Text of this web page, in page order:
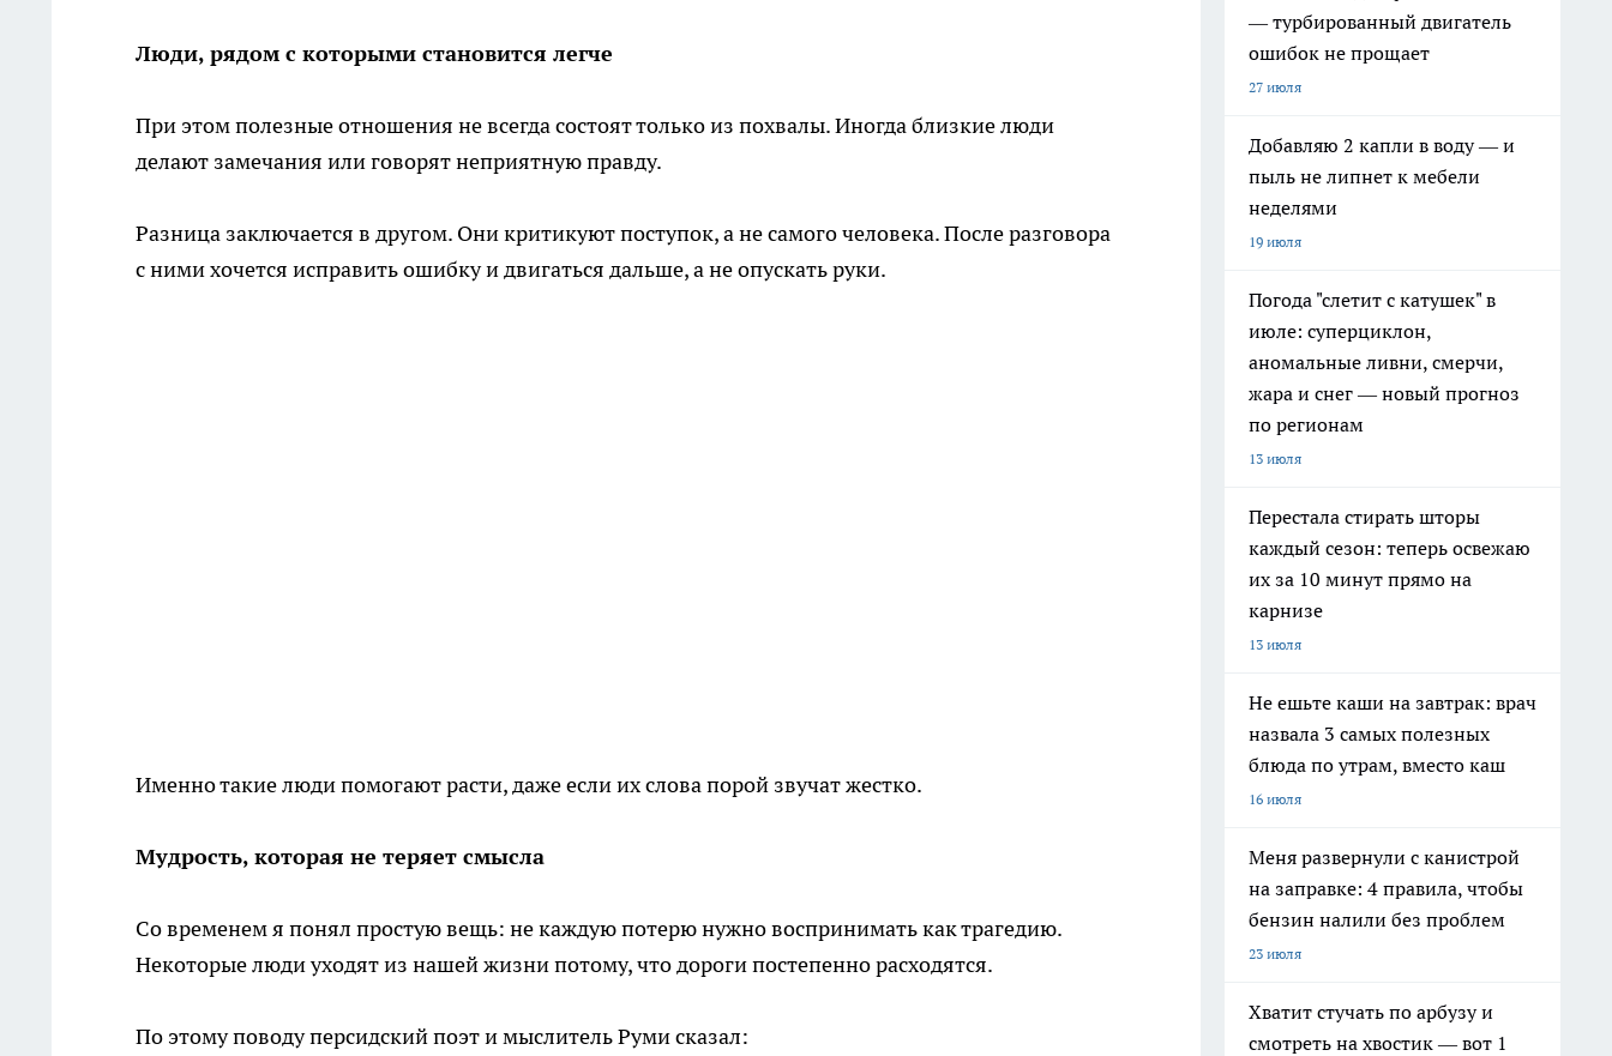
Люди, рядом с которыми становится легче
При этом полезные отношения не всегда состоят только из похвалы. Иногда близкие люди
делают замечания или говорят неприятную правду.
Разница заключается в другом. Они критикуют поступок, а не самого человека. После разговора
с ними хочется исправить ошибку и двигаться дальше, а не опускать руки.
Именно такие люди помогают расти, даже если их слова порой звучат жестко.
Мудрость, которая не теряет смысла
Со временем я понял простую вещь: не каждую потерю нужно воспринимать как трагедию.
Некоторые люди уходят из нашей жизни потому, что дороги постепенно расходятся.
По этому поводу персидский поэт и мыслитель Руми сказал:
— турбированный двигатель
ошибок не прощает
27 июля
Добавляю 2 капли в воду — и
пыль не липнет к мебели
неделями
19 июля
Погода "слетит с катушек" в
июле: суперциклон,
аномальные ливни, смерчи,
жара и снег — новый прогноз
по регионам
13 июля
Перестала стирать шторы
каждый сезон: теперь освежаю
их за 10 минут прямо на
карнизе
13 июля
Не ешьте каши на завтрак: врач
назвала 3 самых полезных
блюда по утрам, вместо каш
16 июля
Меня развернули с канистрой
на заправке: 4 правила, чтобы
бензин налили без проблем
23 июля
Хватит стучать по арбузу и
смотреть на хвостик — вот 1